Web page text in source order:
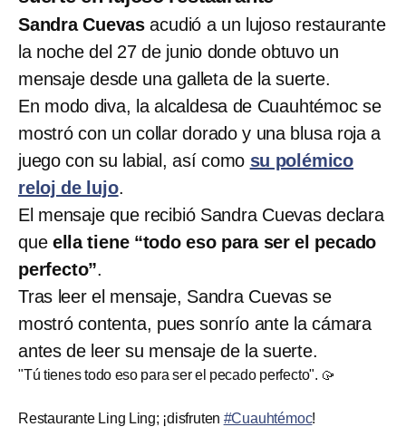
Sandra Cuevas acudió a un lujoso restaurante
la noche del 27 de junio donde obtuvo un
mensaje desde una galleta de la suerte.
En modo diva, la alcaldesa de Cuauhtémoc se
mostró con un collar dorado y una blusa roja a
juego con su labial, así como su polémico
reloj de lujo.
El mensaje que recibió Sandra Cuevas declara
que ella tiene “todo eso para ser el pecado
perfecto”.
Tras leer el mensaje, Sandra Cuevas se
mostró contenta, pues sonrío ante la cámara
antes de leer su mensaje de la suerte.
"Tú tienes todo eso para ser el pecado perfecto". 🥠
Restaurante Ling Ling; ¡disfruten #Cuauhtémoc!